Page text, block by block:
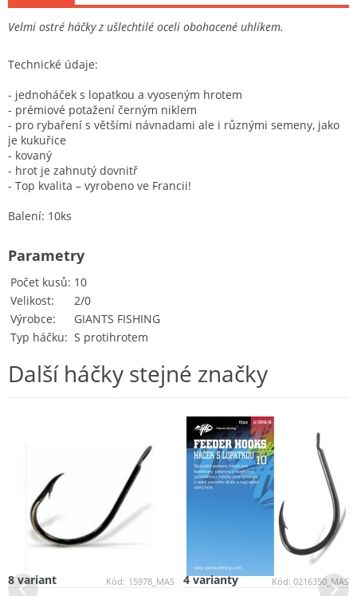
Velmi ostré háčky z ušlechtilé oceli obohacené uhlíkem.
Technické údaje:
- jednoháček s lopatkou a vyoseným hrotem
- prémiové potažení černým niklem
- pro rybaření s většími návnadami ale i různými semeny, jako
je kukuřice
- kovaný
- hrot je zahnutý dovnitř
- Top kvalita – vyrobeno ve Francii!
Balení: 10ks
Počet kusů 10
Velikost
2/0
Výrobce
GIANTS FISHING
Typ háčku
S protihrotem
Parametry
Další háčky stejné značky
Kód: 15978_MAS
8 variant Kód: 0216350_MAS
4 varianty